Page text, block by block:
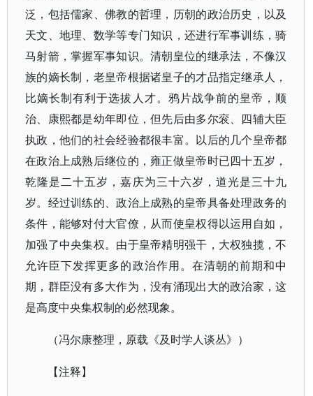
泛，包括儒家、佛教的哲理，历朝的政治历史，以及
天文、地理、数学等专门知识，还进行军事训练，骑
马射箭，掌握军事知识。清朝皇位的继承法，不像汉
族的嫡长制，老皇帝根据诸皇子的才品指定继承人，
比嫡长制有利于选拔人才。鸦片战争前的皇帝，顺
治、康熙都是幼年即位，但先后由多尔衮、四辅大臣
执政，他们的社会经验都很丰富。以后的几个皇帝都
在政治上成熟后继位的，雍正做皇帝时已四十五岁，
乾隆是二十五岁，嘉庆为三十六岁，道光是三十九
岁。经过训练的、政治上成熟的皇帝具备处理政务的
条件，能够对付大官僚，从而使皇权得以运用自如，
加强了中央集权。由于皇帝精明强干，大权独揽，不
允许臣下发挥更多的政治作用。在清朝的前期和中
期，群臣没有多大作为，没有涌现出大的政治家，这
是高度中央集权制的必然现象。
（冯尔康整理，原载《及时学人谈丛》）
【注释】